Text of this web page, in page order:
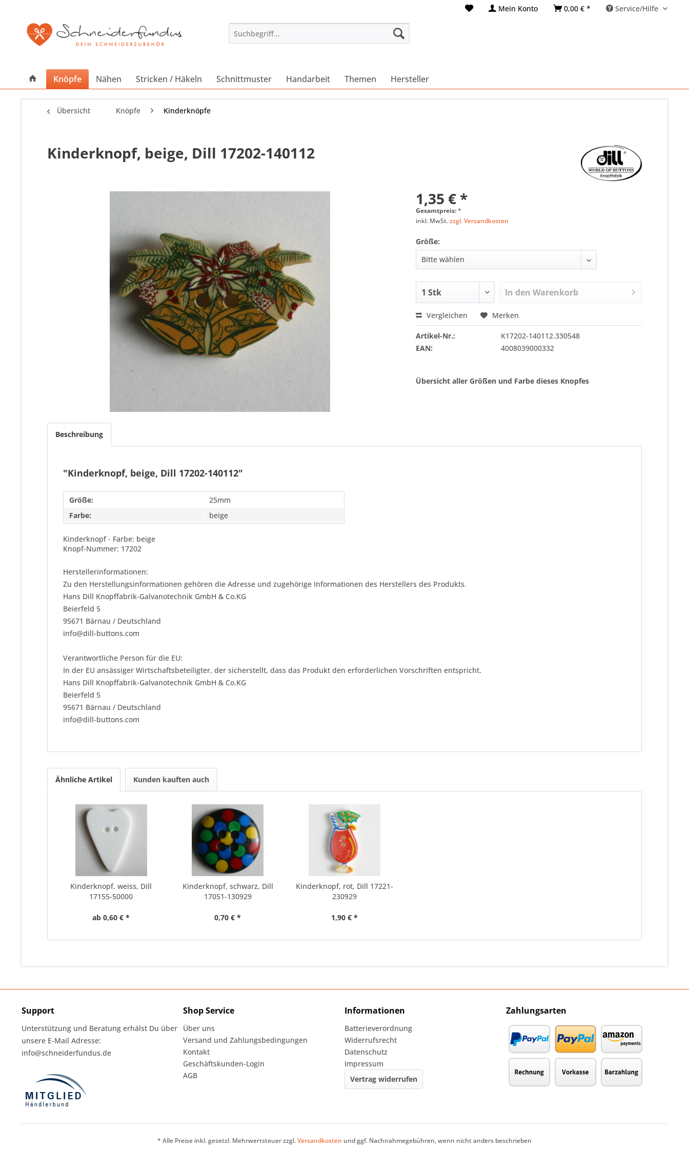
Mein Konto 0,00 € * Service/Hilfe
Knöpfe Nähen Stricken / Häkeln Schnittmuster Handarbeit Themen Hersteller
Übersicht Knöpfe Kinderknöpfe
Kinderknopf, beige, Dill 17202-140112
1,35 € *
Gesamtpreis:*
inkl. MwSt.zzgl. Versandkosten
Größe:
In den Warenkorb
Vergleichen Merken
Artikel-Nr.:
K17202-140112.330548
EAN:
4008039000332
Übersicht aller Größen und Farbe dieses Knopfes
Beschreibung
"Kinderknopf, beige, Dill 17202-140112"
Größe:
25mm
Farbe:
beige
Kinderknopf - Farbe: beige
Knopf-Nummer: 17202
Herstellerinformationen:
Zu den Herstellungsinformationen gehören die Adresse und zugehörige Informationen des Herstellers des Produkts.
Hans Dill Knopffabrik-Galvanotechnik GmbH & Co.KG
Beierfeld 5
95671 Bärnau / Deutschland
info@dill-buttons.com
Verantwortliche Person für die EU:
In der EU ansässiger Wirtschaftsbeteiligter, der sicherstellt, dass das Produkt den erforderlichen Vorschriften entspricht.
Hans Dill Knopffabrik-Galvanotechnik GmbH & Co.KG
Beierfeld 5
95671 Bärnau / Deutschland
info@dill-buttons.com
Ähnliche Artikel Kunden kauften auch
Kinderknopf, weiss, Dill
17155-50000
ab 0,60 € *
Kinderknopf, schwarz, Dill
17051-130929
0,70 € *
Kinderknopf, rot, Dill 17221-
230929
1,90 € *
Support
Unterstützung und Beratung erhälst Du über
unsere E-Mail Adresse:
info@schneiderfundus.de
Shop Service
Über uns
Versand und Zahlungsbedingungen
Kontakt
Geschäftskunden-Login
AGB
Informationen
Batterieverordnung
Widerrufsrecht
Datenschutz
Impressum
Vertrag widerrufen
Zahlungsarten
* Alle Preise inkl. gesetzl. Mehrwertsteuer zzgl.Versandkosten und ggf. Nachnahmegebühren, wenn nicht anders beschrieben